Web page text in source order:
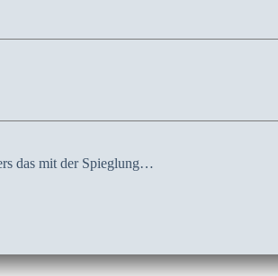
das mit der Spieglung…